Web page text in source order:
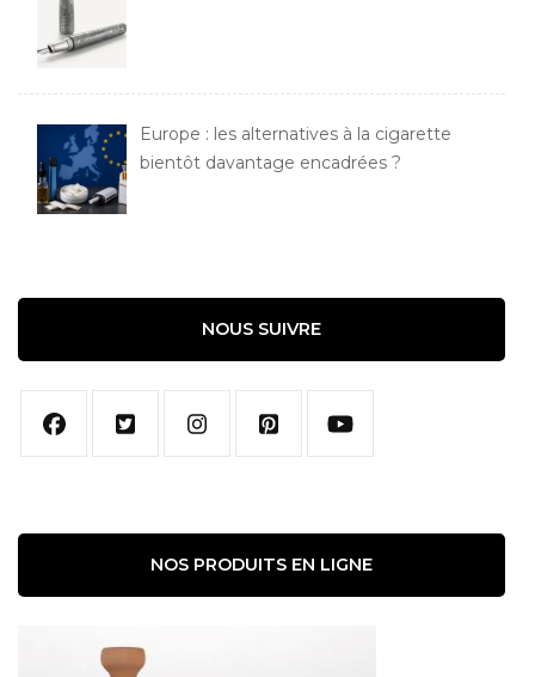
Europe : les alternatives à la cigarette
bientôt davantage encadrées ?
NOUS SUIVRE
NOS PRODUITS EN LIGNE